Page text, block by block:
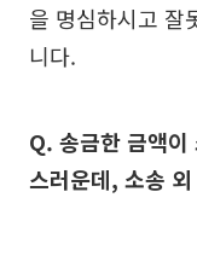
을 명심하시고 잘
니다.
Q. 송금한 금액이
스러운데, 소송